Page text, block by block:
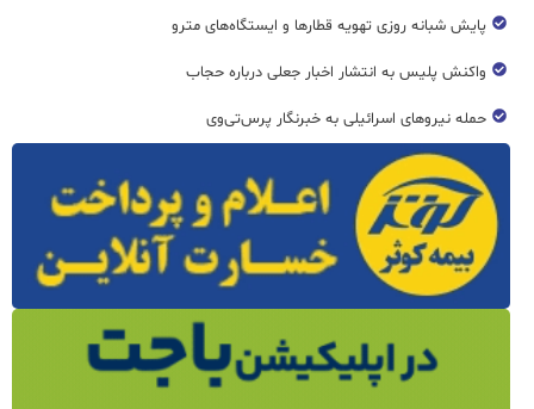
پایش شبانه روزی تهویه قطار‌ها و ایستگاه‌های مترو
واکنش پلیس به انتشار اخبار جعلی درباره حجاب
حمله نیروهای اسرائیلی به خبرنگار پرس‌تی‌وی